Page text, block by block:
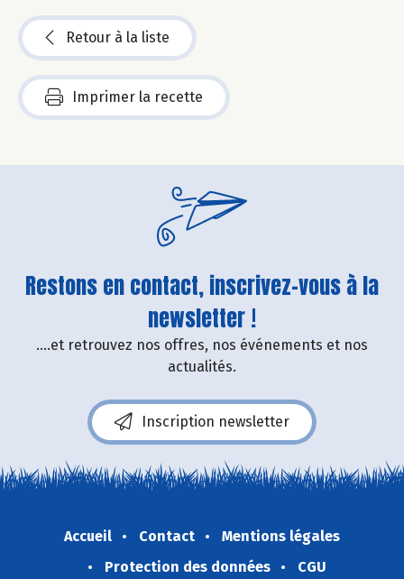
Retour à la liste
Imprimer la recette
Restons en contact, inscrivez-vous à la
newsletter !
....et retrouvez nos offres, nos événements et nos
actualités.
Inscription newsletter
Accueil Contact
Mentions légales
Protection des données
CGU